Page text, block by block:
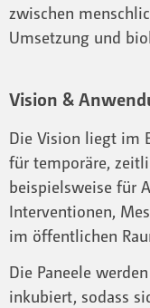
zwischen
Umsetzung und
Vision &
Die Vision liegt im
für temporäre,
beispielsweise für
Interventionen,
im öffentlichen
Die Paneele
inkubiert, sodass